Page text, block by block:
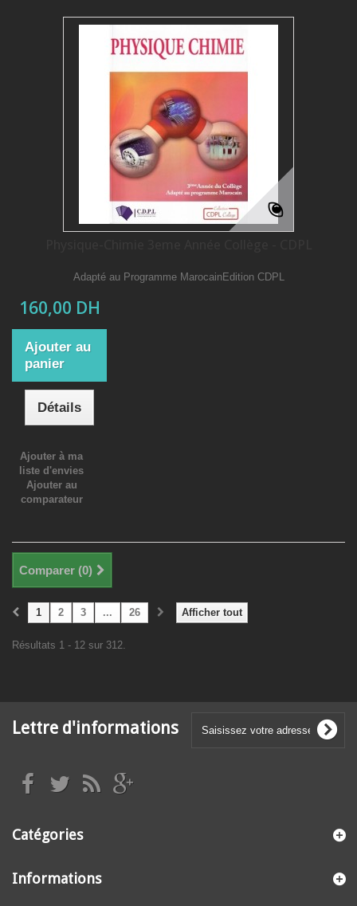
Adapté au Programme MarocainEdition CDPL
160,00 DH
Ajouter au
panier
Détails
Ajouter à ma
liste d'envies
Ajouter au
comparateur
Comparer (0)
Afficher tout
1 2 3 ... 26
Résultats 1 - 12 sur 312.
Lettre d'informations
Catégories
Informations